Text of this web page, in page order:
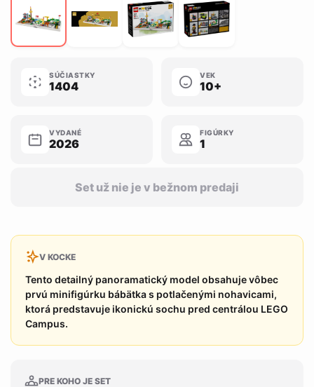
SÚČIASTKY
1404
VEK
10+
VYDANÉ
2026
FIGÚRKY
1
Set už nie je v bežnom predaji
V KOCKE
Tento detailný panoramatický model obsahuje vôbec
prvú minifigúrku bábätka s potlačenými nohavicami,
ktorá predstavuje ikonickú sochu pred centrálou LEGO
Campus.
PRE KOHO JE SET